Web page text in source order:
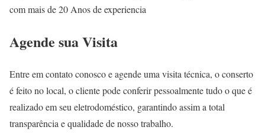
com mais de 20 Anos de experiencia
Agende sua Visita
Entre em contato conosco e agende uma visita técnica, o conserto
é feito no local, o cliente pode conferir pessoalmente tudo o que é
realizado em seu eletrodoméstico, garantindo assim a total
transparência e qualidade de nosso trabalho.